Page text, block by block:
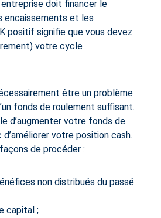
doit financer le
encaissements et les
positif signifie que vous devez
votre cycle
être un problème
fonds de roulement suffisant.
d’augmenter votre fonds de
votre position cash.
de procéder :
non distribués du passé
capital ;